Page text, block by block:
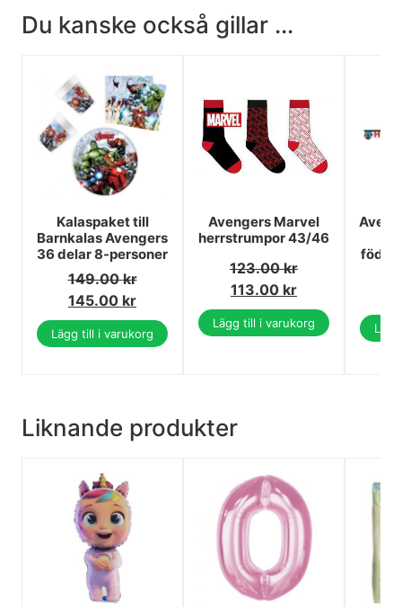
Du kanske också gillar ...
Kalaspaket till
Barnkalas Avengers
36 delar 8-personer
149.00kr
145.00 kr
Lägg till i varukorg
Avengers Marvel
herrstrumpor 43/46
123.00kr
113.00 kr
Lägg till i varukorg
Liknande produkter